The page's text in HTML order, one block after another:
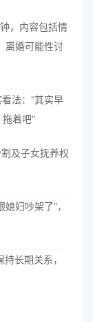
，内容包括情
离婚可能性讨
法：“其实早
着吧”
及子女抚养权
妇吵架了”，
长期关系，